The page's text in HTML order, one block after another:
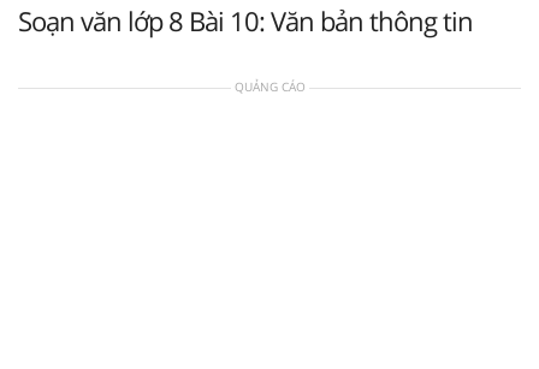
Soạn văn lớp 8 Bài 10: Văn bản thông tin
QUẢNG CÁO